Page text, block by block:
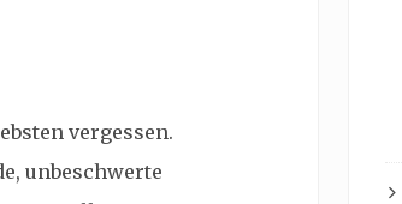
vergessen.
unbeschwerte